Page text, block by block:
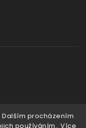
procházením
používáním.. Více